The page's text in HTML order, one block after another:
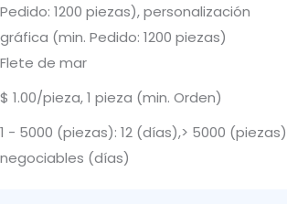
Pedido: 1200 piezas), personalización
gráfica (min. Pedido: 1200 piezas)
Flete de mar
$ 1.00/pieza, 1 pieza (min. Orden)
1 - 5000 (piezas): 12 (días),> 5000
negociables (días)